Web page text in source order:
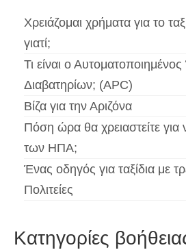
Χρειάζομαι χρήματα για το
γιατί;
Τι είναι ο
Διαβατηρίων; (APC)
Βίζα για την Αριζόνα
Πόση ώρα θα χρειαστείτε για
των ΗΠΑ;
Ένας οδηγός για ταξίδια με
Πολιτείες
Κατηγορίες